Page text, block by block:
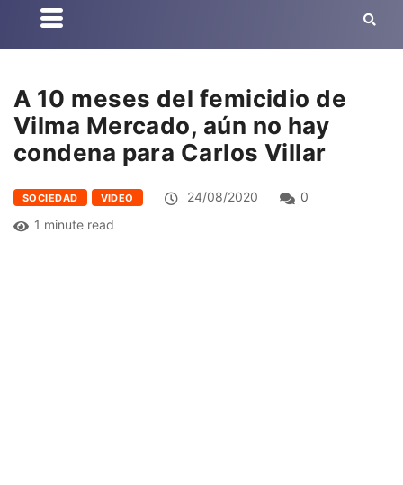
A 10 meses del femicidio de
Vilma Mercado, aún no hay
condena para Carlos Villar
SOCIEDAD VIDEO 24/08/2020
0
1 minute read